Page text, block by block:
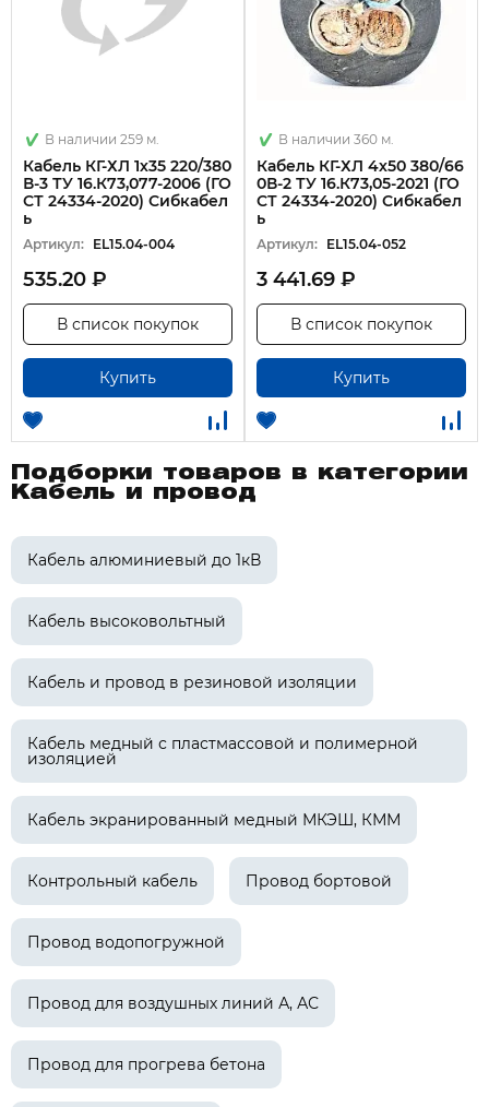
В наличии 259 м.
Кабель КГ-ХЛ 1х35 220/380
В-3 ТУ 16.К73,077-2006 (ГО
СТ 24334-2020) Сибкабел
ь
Артикул: EL15.04-004
535.20 ₽
Купить
В список покупок
В наличии 360 м.
Кабель КГ-ХЛ 4х50 380/66
0В-2 ТУ 16.К73,05-2021 (ГО
СТ 24334-2020) Сибкабел
ь
Артикул: EL15.04-052
3 441.69 ₽
Купить
В список покупок
Подборки товаров в категории
Кабель и провод
Кабель алюминиевый до 1кВ
Кабель высоковольтный
Кабель и провод в резиновой изоляции
Кабель медный с пластмассовой и полимерной
изоляцией
Кабель экранированный медный МКЭШ, КММ
Контрольный кабель Провод бортовой
Провод водопогружной
Провод для воздушных линий А, АС
Провод для прогрева бетона